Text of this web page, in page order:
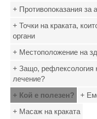
+ Противопоказания за
+ Точки на краката,
органи
+ Местоположение на
+ Защо, рефлексология
лечение?
+ Кой е полезен?
+
+ Масаж на краката